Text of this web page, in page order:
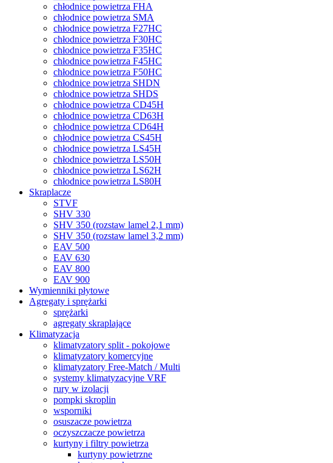
chłodnice powietrza FHA
chłodnice powietrza SMA
chłodnice powietrza F27HC
chłodnice powietrza F30HC
chłodnice powietrza F35HC
chłodnice powietrza F45HC
chłodnice powietrza F50HC
chłodnice powietrza SHDN
chłodnice powietrza SHDS
chłodnice powietrza CD45H
chłodnice powietrza CD63H
chłodnice powietrza CD64H
chłodnice powietrza CS45H
chłodnice powietrza LS45H
chłodnice powietrza LS50H
chłodnice powietrza LS62H
chłodnice powietrza LS80H
Skraplacze
STVF
SHV 330
SHV 350 (rozstaw lamel 2,1 mm)
SHV 350 (rozstaw lamel 3,2 mm)
EAV 500
EAV 630
EAV 800
EAV 900
Wymienniki płytowe
Agregaty i sprężarki
sprężarki
agregaty skraplające
Klimatyzacja
klimatyzatory split - pokojowe
klimatyzatory komercyjne
klimatyzatory Free-Match / Multi
systemy klimatyzacyjne VRF
rury w izolacji
pompki skroplin
wsporniki
osuszacze powietrza
oczyszczacze powietrza
kurtyny i filtry powietrza
kurtyny powietrzne